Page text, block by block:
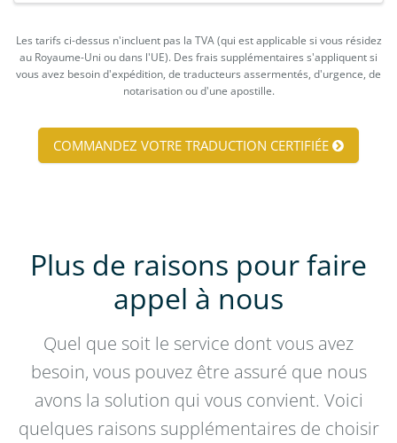
Les tarifs ci-dessus n'incluent pas la TVA (qui est applicable si vous résidez
au Royaume-Uni ou dans l'UE). Des frais supplémentaires s'appliquent si
vous avez besoin d'expédition, de traducteurs assermentés, d'urgence, de
notarisation ou d'une apostille.
COMMANDEZ VOTRE TRADUCTION CERTIFIÉE
Plus de raisons pour faire
appel à nous
Quel que soit le service dont vous avez
besoin, vous pouvez être assuré que nous
avons la solution qui vous convient. Voici
quelques raisons supplémentaires de choisir